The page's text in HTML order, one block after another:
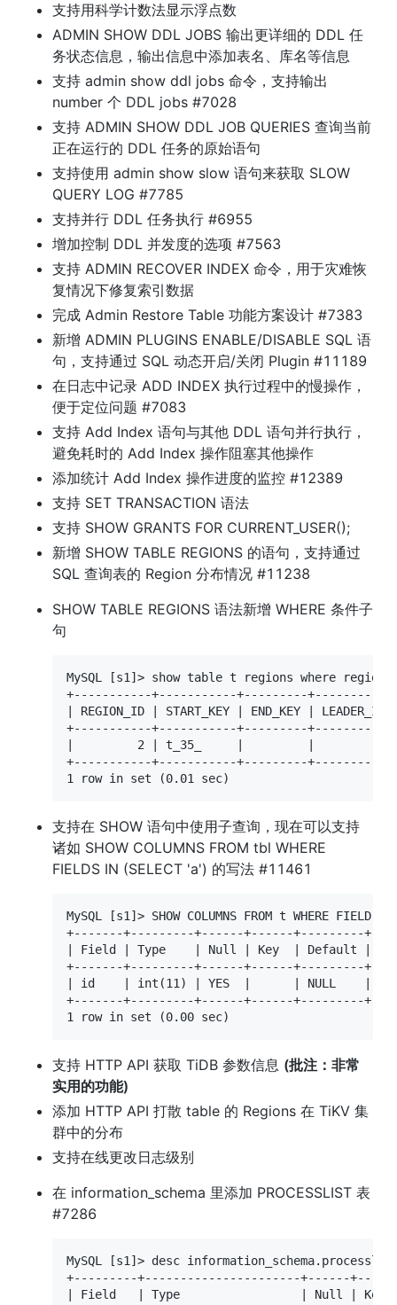
支持用科学计数法显示浮点数
ADMIN SHOW DDL JOBS 输出更详细的 DDL 任
务状态信息，输出信息中添加表名、库名等信息
支持 admin show ddl jobs 命令，支持输出
number 个 DDL jobs #7028
支持 ADMIN SHOW DDL JOB QUERIES 查询当前
正在运行的 DDL 任务的原始语句
支持使用 admin show slow 语句来获取 SLOW
QUERY LOG #7785
支持并行 DDL 任务执行 #6955
增加控制 DDL 并发度的选项 #7563
支持 ADMIN RECOVER INDEX 命令，用于灾难恢
复情况下修复索引数据
完成 Admin Restore Table 功能方案设计 #7383
新增 ADMIN PLUGINS ENABLE/DISABLE SQL 语
句，支持通过 SQL 动态开启/关闭 Plugin #11189
在日志中记录 ADD INDEX 执行过程中的慢操作，
便于定位问题 #7083
支持 Add Index 语句与其他 DDL 语句并行执行，
避免耗时的 Add Index 操作阻塞其他操作
添加统计 Add Index 操作进度的监控 #12389
支持 SET TRANSACTION 语法
支持 SHOW GRANTS FOR CURRENT_USER();
新增 SHOW TABLE REGIONS 的语句，支持通过
SQL 查询表的 Region 分布情况 #11238
SHOW TABLE REGIONS 语法新增 WHERE 条件子
句
MySQL [s1]> show table t regions where
+-----------+-----------+---------
| REGION_ID | START_KEY | END_KEY | LEADER_ID
+-----------+-----------+---------
|         2 | t_35_     |         |         3
+-----------+-----------+---------
1 row in set (0.01 sec)
支持在 SHOW 语句中使用子查询，现在可以支持
诸如 SHOW COLUMNS FROM tbl WHERE
FIELDS IN (SELECT 'a') 的写法 #11461
MySQL [s1]> SHOW COLUMNS FROM t WHERE
+-------+---------+------+------+---------
| Field | Type    | Null | Key  | Default |
+-------+---------+------+------+---------
| id    | int(11) | YES  |      | NULL    |
+-------+---------+------+------+---------
1 row in set (0.00 sec)
支持 HTTP API 获取 TiDB 参数信息 (批注：非常
实用的功能)
添加 HTTP API 打散 table 的 Regions 在 TiKV 集
群中的分布
支持在线更改日志级别
在 information_schema 里添加 PROCESSLIST 表
#7286
MySQL [s1]> desc
+---------+----------------------+------
| Field   | Type                 | Null |